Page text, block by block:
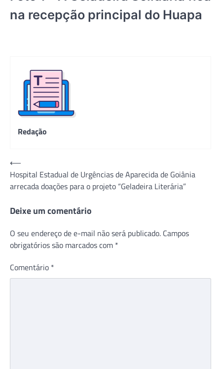
na recepção principal do Huapa
Redação
Navegação
de
Post
⟵
Hospital Estadual de Urgências de Aparecida de Goiânia
arrecada doações para o projeto “Geladeira Literária”
Deixe um comentário
O seu endereço de e-mail não será publicado. Campos
obrigatórios são marcados com *
Comentário *